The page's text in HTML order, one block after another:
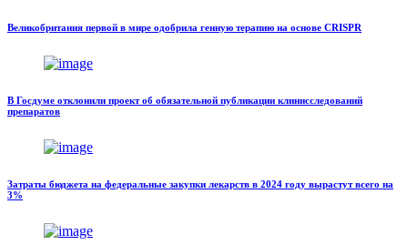
Великобритания первой в мире одобрила генную терапию на основе CRISPR
В Госдуме отклонили проект об обязательной публикации клинисследований
препаратов
Затраты бюджета на федеральные закупки лекарств в 2024 году вырастут всего на
3%